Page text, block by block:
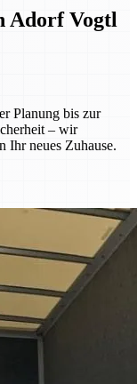
Adorf Vogtl
Planung bis zur
– wir
Ihr neues Zuhause.